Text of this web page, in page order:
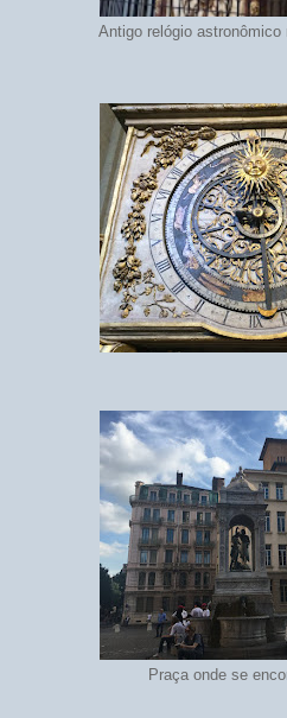
Antigo relógio astronômico
Praça onde se